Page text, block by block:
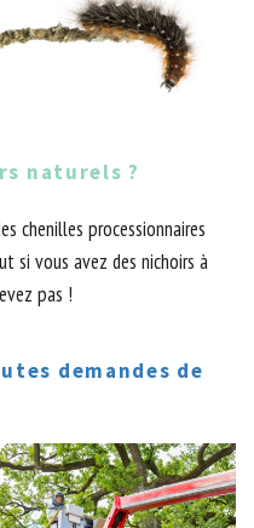
naturels ?
chenilles processionnaires
si vous avez des nichoirs à
pas !
demandes de